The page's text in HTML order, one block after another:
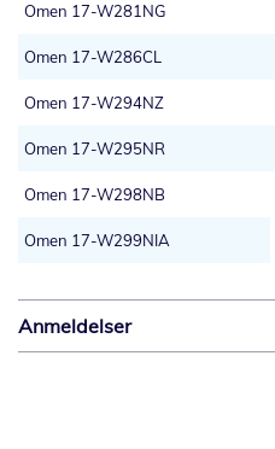
Omen 17-W281NG
Omen 17-W286CL
Omen 17-W294NZ
Omen 17-W295NR
Omen 17-W298NB
Omen 17-W299NIA
Anmeldelser